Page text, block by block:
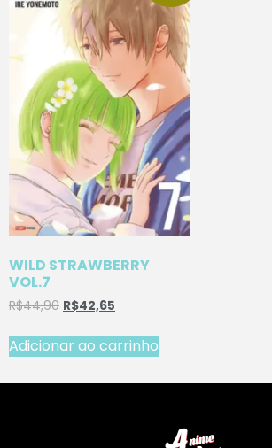
WILD STRAWBERRY
VOL.7
R$44,90 R$42,65
Adicionar ao carrinho